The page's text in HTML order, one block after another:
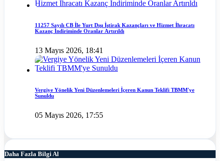
11257 Sayılı CB İle Yurt Dışı İştirak Kazançları ve Hizmet İhracatı
Kazanç İndiriminde Oranlar Artırıldı
13 Mayıs 2026, 18:41
Vergiye Yönelik Yeni Düzenlemeleri İçeren Kanun Teklifi TBMM'ye
Sunuldu
05 Mayıs 2026, 17:55
Daha Fazla Bilgi Al